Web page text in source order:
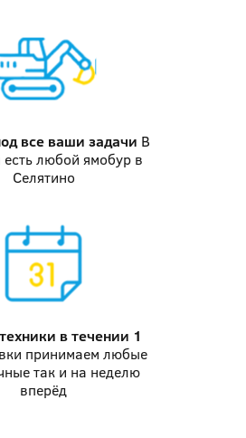
все ваши задачи В
есть любой ямобур в
Селятино
в течении 1
принимаем любые
так и на неделю
вперёд